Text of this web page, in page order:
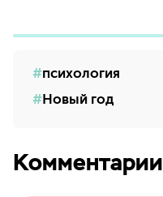
психология
Новый год
Комментарии